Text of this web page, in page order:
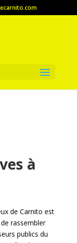
à
de Carnito est
rassembler
publics du